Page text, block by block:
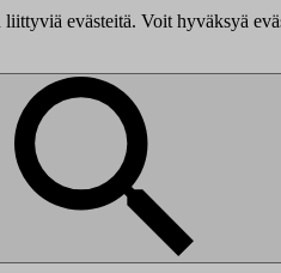
evästeitä. Voit hyväksyä